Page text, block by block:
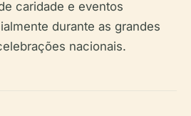
caridade e eventos
durante as grandes
nacionais.